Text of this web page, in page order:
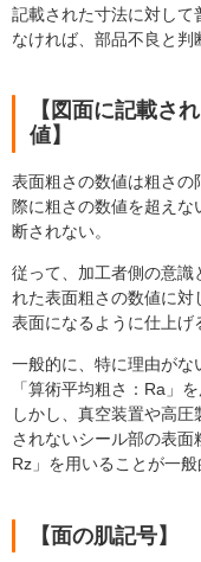
記載された寸法に対して
なければ、部品不良と判
【図面に記載さ
値】
表面粗さの数値は粗さの
際に粗さの数値を超えな
断されない。
従って、加工者側の意識
れた表面粗さの数値に対
表面になるように仕上げ
一般的に、特に理由がな
「算術平均粗さ：Ra」を
しかし、真空装置や高
されないシール部の表面
Rz」を用いることが一般
【面の肌記号】